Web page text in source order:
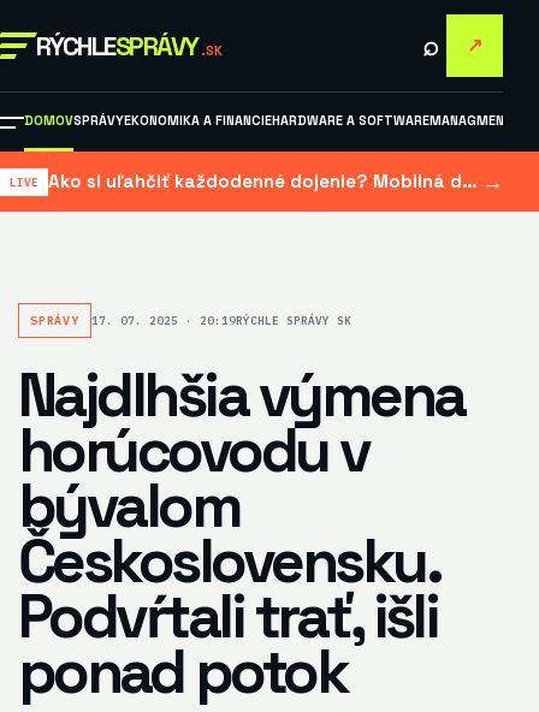
RÝCHLESPRÁVY .SK ⌕ ↗
DOMOVSPRÁVYEKONOMIKA A FINANCIEHARDWARE A SOFTWAREMANAGMENT A
Ako si uľahčiť každodenné dojenie? Mobilná dojačka šetrí čas aj námahu →
SPRÁVY 17. 07. 2025 · 20:19RÝCHLE SPRÁVY SK
Najdlhšia výmena
horúcovodu v
bývalom
Československu.
Podvŕtali trať, išli
ponad potok